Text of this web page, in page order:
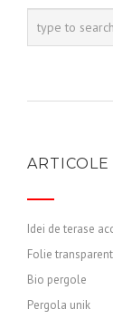
Idei de terase
Folie
Bio pergole
Pergola unik